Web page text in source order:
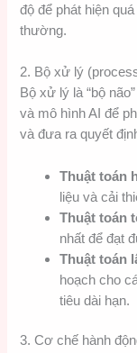
độ để phát hiện
thường.
2. Bộ xử lý
Bộ xử lý là “bộ
và mô hình AI để
và đưa ra quyết
Thuật toán
liệu và cải
Thuật toán
nhất để đạt
Thuật toán
hoạch cho
tiêu dài hạn.
3. Cơ chế hành